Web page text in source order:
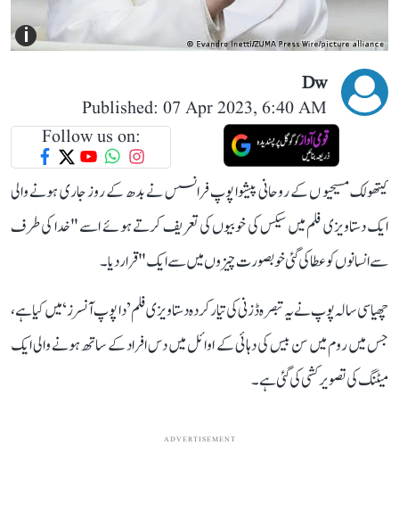
i
Dw
Published: 07 Apr 2023, 6:40 AM
Follow us on:
کیتھولک مسیحیو ں کے روحانی پیشوا پوپ فرانسس نے بدھ کے روز جاری ہونے والی
ایک دستاویزی فلم میں سیکس کی خوبیوں کی تعریف کرتے ہوئے اسے "خدا کی طرف
سے انسانو ں کو عطا کی گئی خوبصورت چیزوں میں سے ایک" قرار دیا۔
چھیاسی سالہ پوپ نے یہ تبصرہ ڈزنی کی تیار کردہ دستاویزی فلم ’دا پوپ آنسرز‘ میں کیا ہے،
جس میں روم میں سن بیس کی دہائی کے اوائل میں دس افراد کے ساتھ ہونے والی ایک
میٹنگ کی تصویر کشی کی گئی ہے۔
ADVERTISEMENT